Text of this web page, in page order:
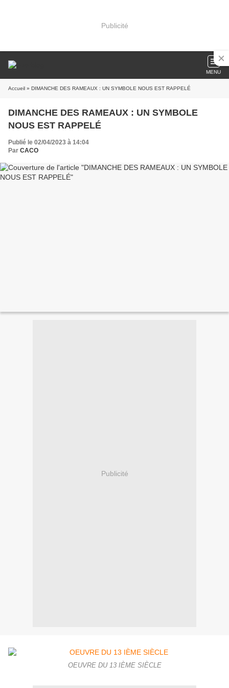
Publicité
MENU
Accueil » DIMANCHE DES RAMEAUX : UN SYMBOLE NOUS EST RAPPELÉ
DIMANCHE DES RAMEAUX : UN SYMBOLE
NOUS EST RAPPELÉ
Publié le 02/04/2023 à 14:04
Par CACO
Publicité
OEUVRE DU 13 IÈME SIÈCLE